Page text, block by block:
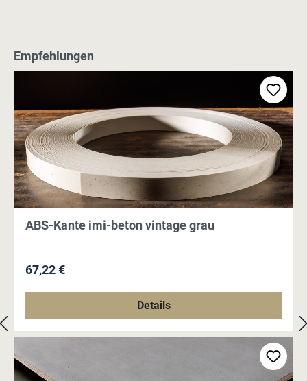
Produktgalerie überspringen
Empfehlungen
ABS-Kante imi-beton vintage grau
Regulärer Preis:
67,22 €
Details